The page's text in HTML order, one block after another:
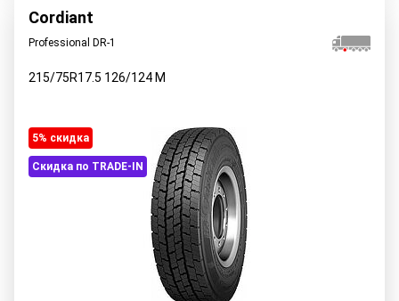
Cordiant
Professional DR-1
215/75R17.5 126/124M
5% cкидка
Скидка по TRADE-IN